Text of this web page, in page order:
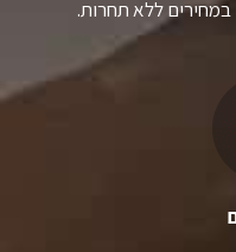
במחירים ללא תחרות.